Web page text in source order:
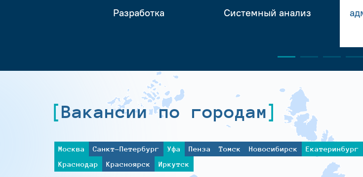
Разработка Системный анализ
Вакансии по городам
Москва Санкт-Петербург Уфа Пенза Томск Новосибирск Екатеринбург
Краснодар
Красноярск Иркутск